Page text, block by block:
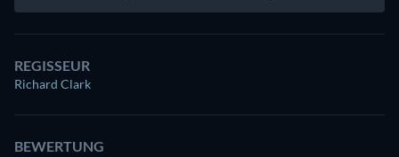
REGISSEUR
Richard Clark
BEWERTUNG